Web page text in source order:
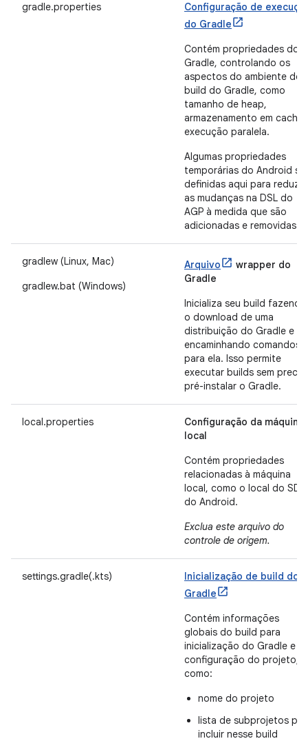
gradle.properties
Configuração de
do Gradle
Contém propriedades do
Gradle, controlando os
aspectos do ambiente de
build do Gradle, como
tamanho de heap,
armazenamento em cache
execução paralela.
Algumas propriedades
temporárias do Android
definidas aqui para reduzir
as mudanças na DSL do
AGP à medida que são
adicionadas e removidas.
gradlew (Linux, Mac)
gradlew.bat (Windows)
Arquivo
wrapper do
Gradle
Inicializa seu build fazendo
o download de uma
distribuição do Gradle e
encaminhando comandos
para ela. Isso permite
executar builds sem
pré-instalar o Gradle.
local.properties
Configuração da máquina
local
Contém propriedades
relacionadas à máquina
local, como o local do SDK
do Android.
Exclua este arquivo do
controle de origem.
settings.gradle(.kts)
Inicialização de build do
Gradle
Contém informações
globais do build para
inicialização do Gradle e
configuração do projeto,
como:
nome do projeto
lista de subprojetos
incluir nesse build